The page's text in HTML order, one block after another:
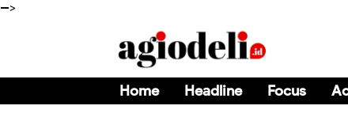
-->
Home Headline Focus